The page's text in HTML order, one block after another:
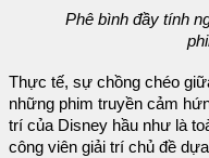
Phê bình đầy tính
Thực tế, sự chồng chéo
những phim truyền cảm
trí của Disney hầu như là
công viên giải trí chủ đề